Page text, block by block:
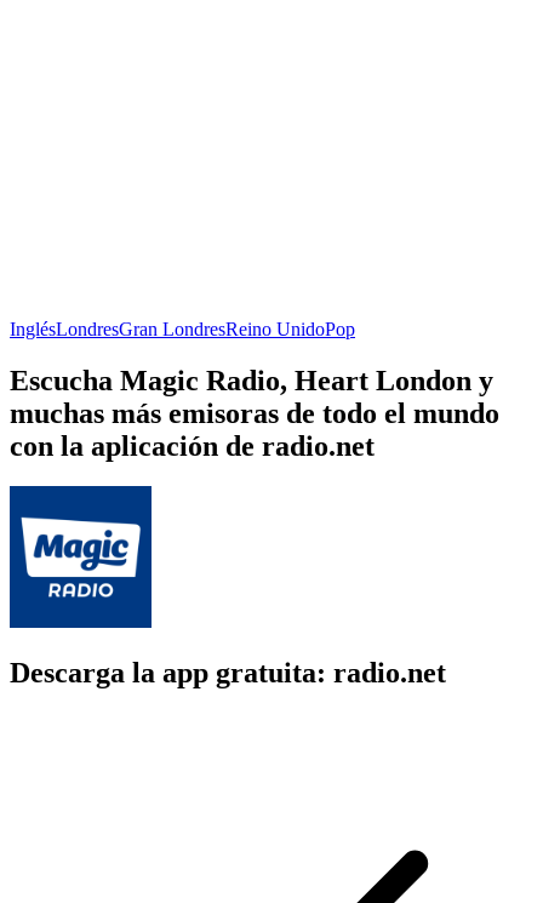
InglésLondresGran LondresReino UnidoPop
Escucha Magic Radio, Heart London y
muchas más emisoras de todo el mundo
con la aplicación de radio.net
Descarga la app gratuita: radio.net